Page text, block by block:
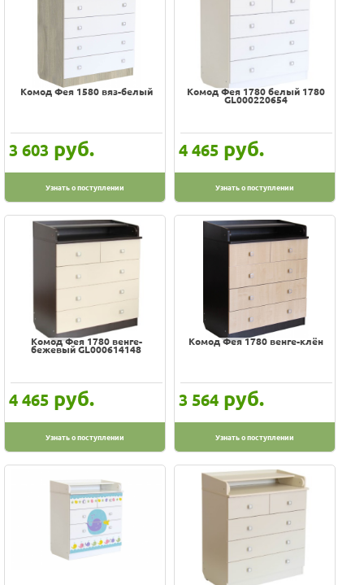
Соня
УЛЬЯНА
Комод Фея 1580 вяз-белый
3 603 руб.
Узнать о поступлении
Комод Фея 1780 белый 1780
GL000220654
4 465 руб.
Узнать о поступлении
Комод Фея 1780 венге-
бежевый GL000614148
4 465 руб.
Узнать о поступлении
Комод Фея 1780 венге-клён
3 564 руб.
Узнать о поступлении